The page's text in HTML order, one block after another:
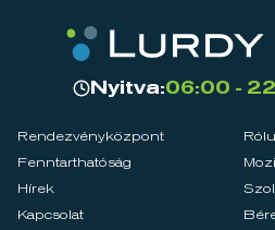
Nyitva:06:00 -
Rendezvényközpont
Fenntarthatóság
Mozi
Hírek
Kapcsolat